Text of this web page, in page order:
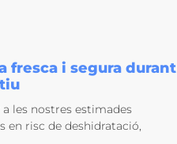
fresca i segura durant
les nostres estimades
en risc de deshidratació,